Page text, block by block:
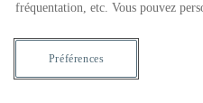
fréquentation, etc. Vous pouvez
Préférences